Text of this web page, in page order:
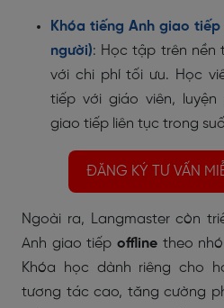
Khóa tiếng Anh giao
người): Học tập trên nền
với chi phí tối ưu. Học
tiếp với giáo viên,
giao tiếp liên tục trong
ĐĂNG KÝ TƯ VẤN
Ngoài ra, Langmaster còn
Anh giao tiếp offline theo
Khóa học dành riêng cho
tương tác cao, tăng cường